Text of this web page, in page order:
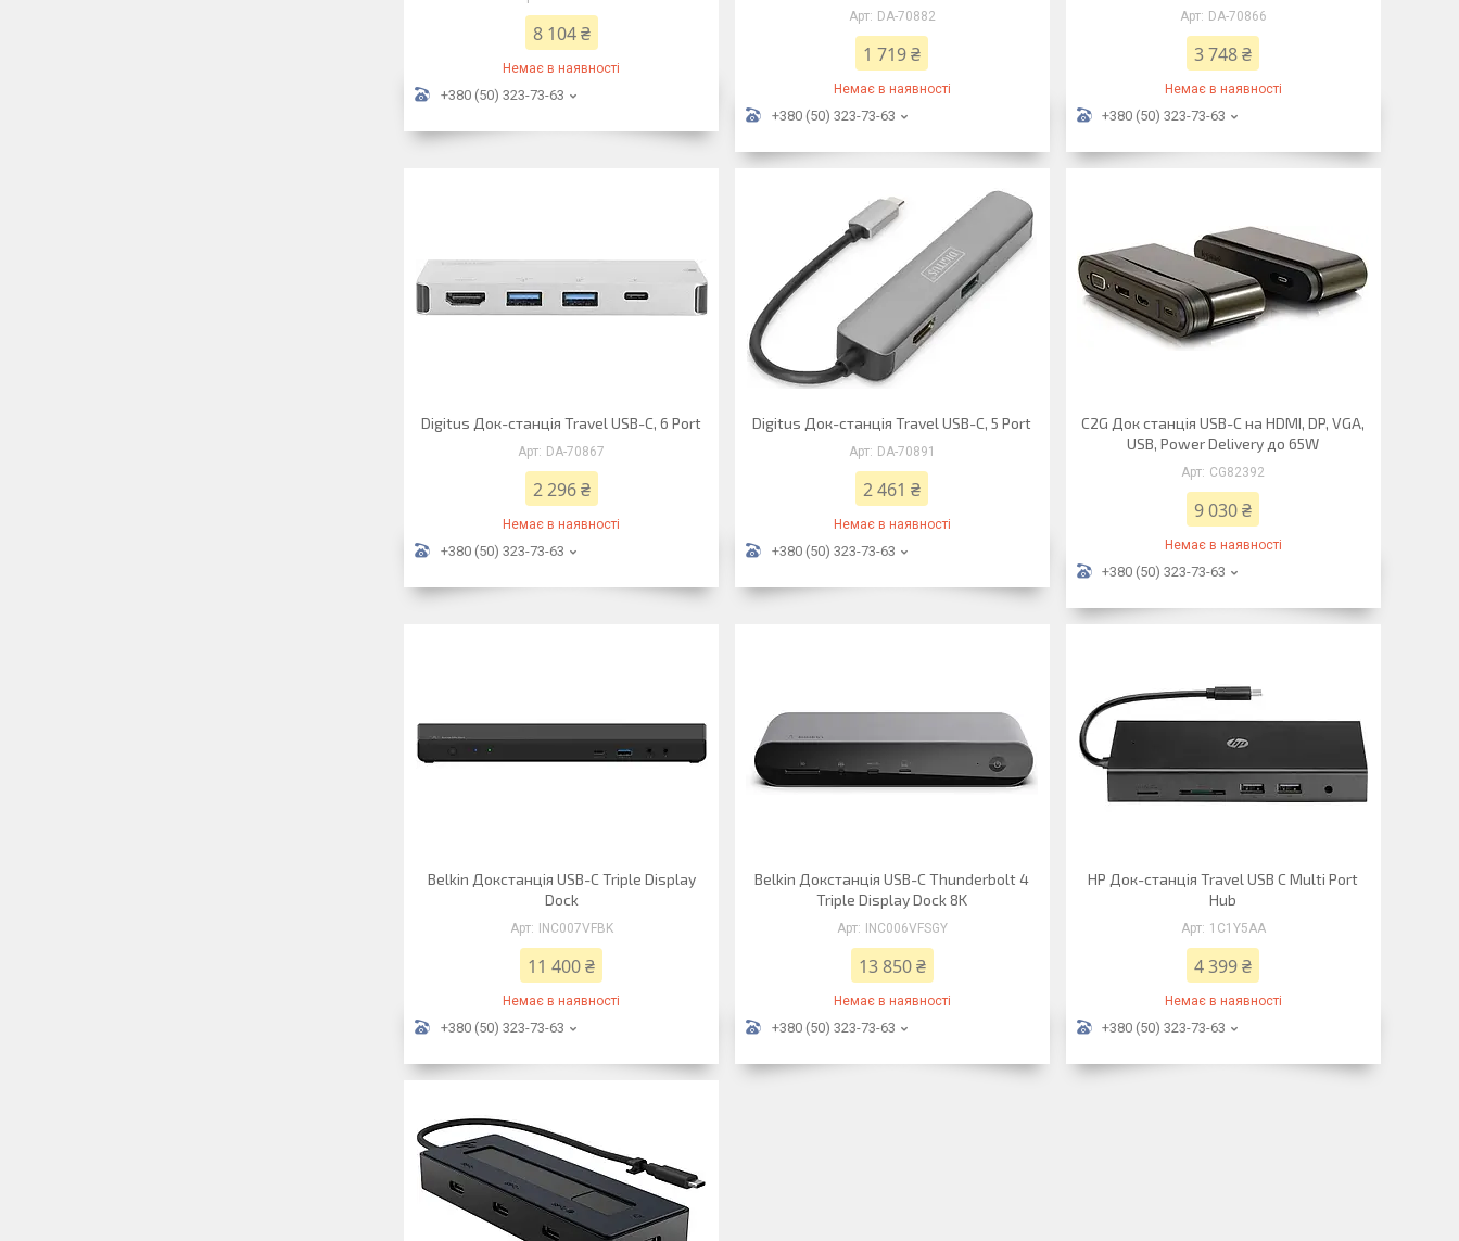
8 104 ₴
Немає в наявності
+380 (50) 323-73-63
DA-70882
1 719 ₴
Немає в наявності
+380 (50) 323-73-63
DA-70866
3 748 ₴
Немає в наявності
+380 (50) 323-73-63
Digitus Док-станція Travel USB-C, 6 Port
DA-70867
2 296 ₴
Немає в наявності
+380 (50) 323-73-63
Digitus Док-станція Travel USB-C, 5 Port
DA-70891
2 461 ₴
Немає в наявності
+380 (50) 323-73-63
C2G Док станція USB-C на HDMI, DP, VGA,
USB, Power Delivery до 65W
CG82392
9 030 ₴
Немає в наявності
+380 (50) 323-73-63
Belkin Докстанція USB-C Triple Display
Dock
INC007VFBK
11 400 ₴
Немає в наявності
+380 (50) 323-73-63
Belkin Докстанція USB-C Thunderbolt 4
Triple Display Dock 8K
INC006VFSGY
13 850 ₴
Немає в наявності
+380 (50) 323-73-63
HP Док-станція Travel USB C Multi Port
Hub
1C1Y5AA
4 399 ₴
Немає в наявності
+380 (50) 323-73-63